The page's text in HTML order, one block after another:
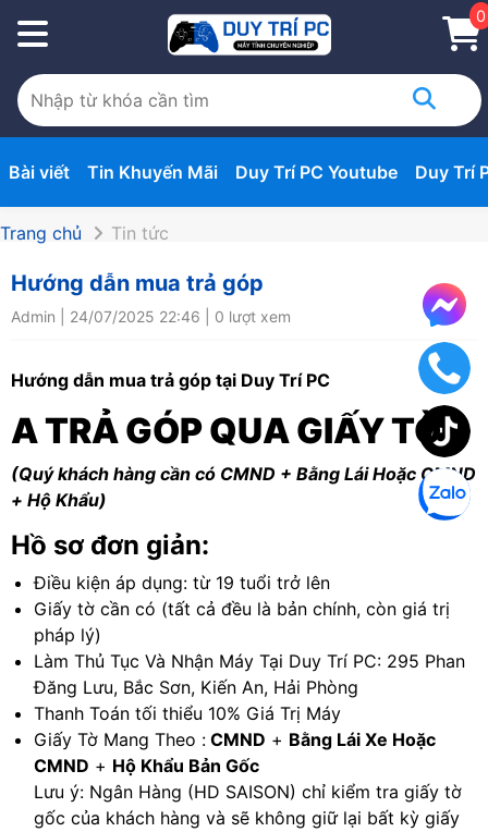
0
Bài viết Tin Khuyến Mãi Duy Trí PC Youtube Duy Trí
Trang chủ Tin tức
Hướng dẫn mua trả góp
Admin | 24/07/2025 22:46 | 0 lượt xem
Hướng dẫn mua trả góp tại Duy Trí PC
A TRẢ GÓP QUA GIẤY TỜ
(Quý khách hàng cần có CMND + Bằng Lái Hoặc CMND
+ Hộ Khẩu)
Hồ sơ đơn giản:
Điều kiện áp dụng: từ 19 tuổi trở lên
Giấy tờ cần có (tất cả đều là bản chính, còn giá trị
pháp lý)
Làm Thủ Tục Và Nhận Máy Tại Duy Trí PC: 295 Phan
Đăng Lưu, Bắc Sơn, Kiến An, Hải Phòng
Thanh Toán tối thiểu 10% Giá Trị Máy
Giấy Tờ Mang Theo :CMND + Bằng Lái Xe Hoặc
CMND + Hộ Khẩu Bản Gốc
Lưu ý: Ngân Hàng (HD SAISON) chỉ kiểm tra giấy tờ
gốc của khách hàng và sẽ không giữ lại bất kỳ giấy